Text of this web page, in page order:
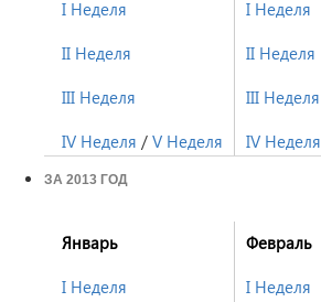
I Неделя
II Неделя
III Неделя
IV Неделя / V Неделя
I Неделя
II Неделя
III Неделя
IV Неделя
ЗА 2013 ГОД
Январь
I Неделя
Февраль
I Неделя